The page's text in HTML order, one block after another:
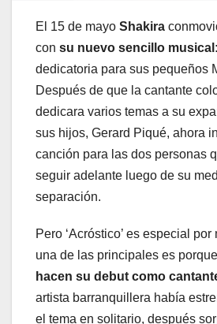
El 15 de mayo Shakira
con su nuevo sencillo
dedicatoria para sus pequeños
Después de que la cantante
dedicara varios temas a su
sus hijos, Gerard Piqué, ahora
canción para las dos personas
seguir adelante luego de su
separación.
Pero ‘Acróstico’ es especial
una de las principales es porque
hacen su debut como
artista barranquillera había
el tema en solitario, después